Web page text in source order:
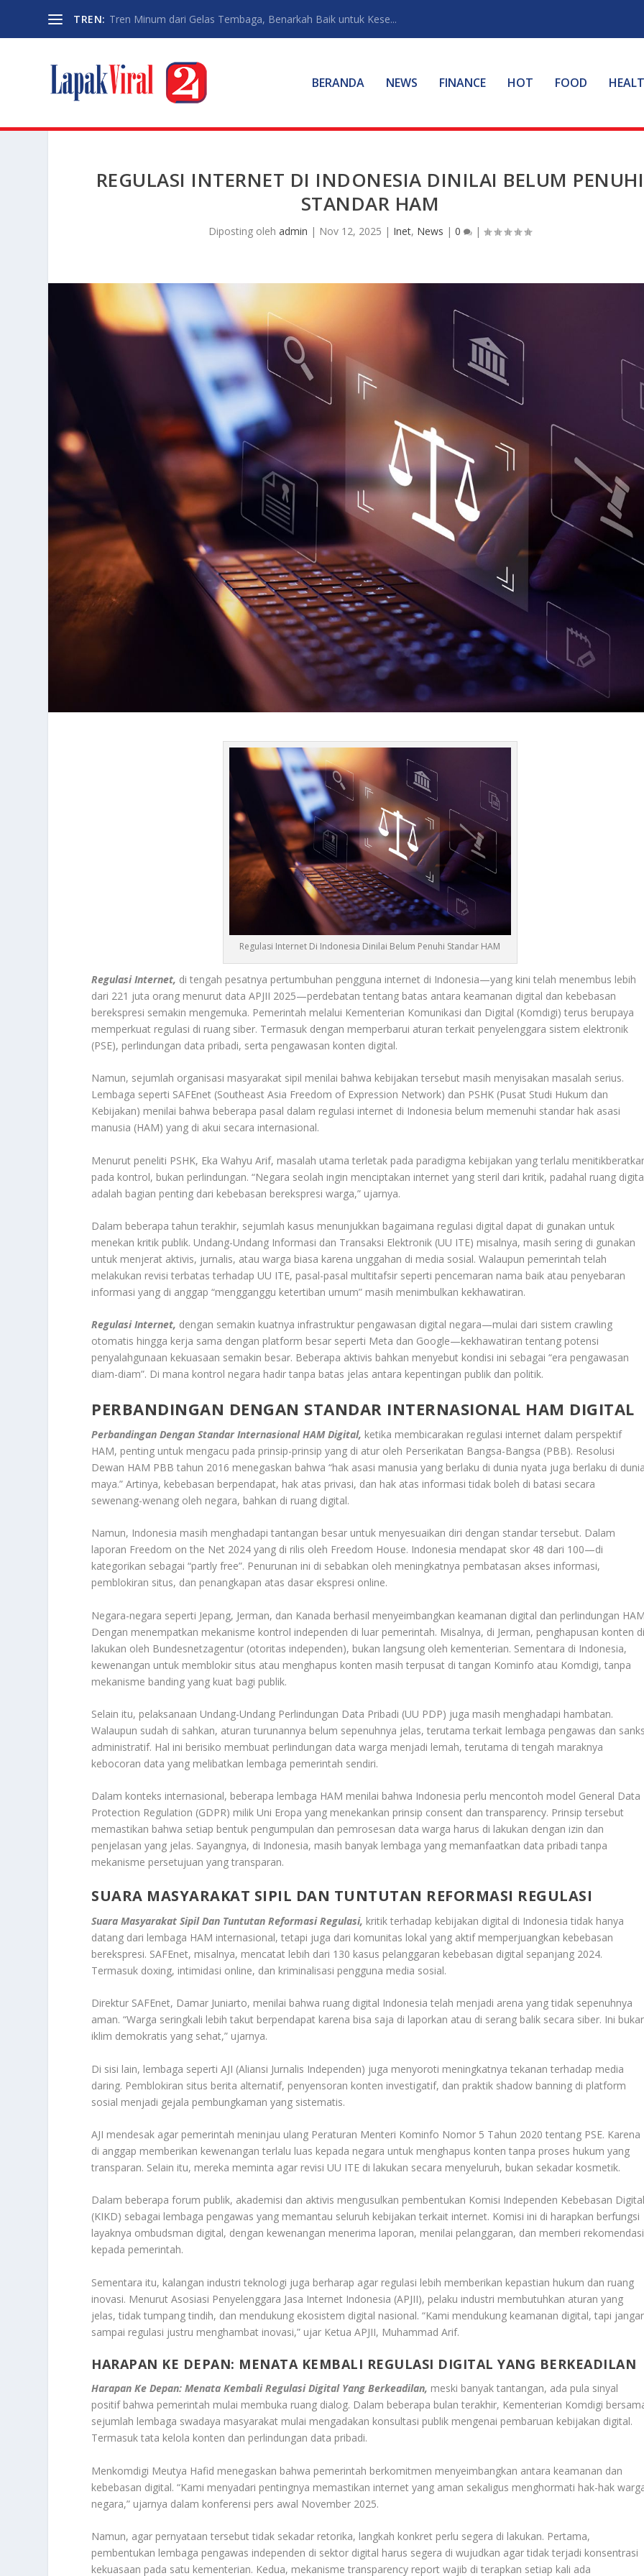
TREN: Tren Minum dari Gelas Tembaga, Benarkah Baik untuk Kese...
BERANDA NEWS FINANCE HOT FOOD
REGULASI INTERNET DI INDONESIA DINILAI BELUM PENUHI
STANDAR HAM
Diposting olehadmin | Nov 12, 2025 | Inet, News |0 |
Regulasi Internet Di Indonesia Dinilai Belum Penuhi Standar HAM
Regulasi Internet, di tengah pesatnya pertumbuhan pengguna internet di Indonesia—yang kini telah menembus lebih
dari 221 juta orang menurut data APJII 2025—perdebatan tentang batas antara keamanan digital dan kebebasan
berekspresi semakin mengemuka. Pemerintah melalui Kementerian Komunikasi dan Digital (Komdigi) terus berupaya
memperkuat regulasi di ruang siber. Termasuk dengan memperbarui aturan terkait penyelenggara sistem elektronik
(PSE), perlindungan data pribadi, serta pengawasan konten digital.
Namun, sejumlah organisasi masyarakat sipil menilai bahwa kebijakan tersebut masih menyisakan masalah serius.
Lembaga seperti SAFEnet (Southeast Asia Freedom of Expression Network) dan PSHK (Pusat Studi Hukum dan
Kebijakan) menilai bahwa beberapa pasal dalam regulasi internet di Indonesia belum memenuhi standar hak asasi
manusia (HAM) yang di akui secara internasional.
Menurut peneliti PSHK, Eka Wahyu Arif, masalah utama terletak pada paradigma kebijakan yang terlalu
pada kontrol, bukan perlindungan. “Negara seolah ingin menciptakan internet yang steril dari kritik, padahal ruang
adalah bagian penting dari kebebasan berekspresi warga,” ujarnya.
Dalam beberapa tahun terakhir, sejumlah kasus menunjukkan bagaimana regulasi digital dapat di gunakan untuk
menekan kritik publik. Undang-Undang Informasi dan Transaksi Elektronik (UU ITE) misalnya, masih sering di gunakan
untuk menjerat aktivis, jurnalis, atau warga biasa karena unggahan di media sosial. Walaupun pemerintah telah
melakukan revisi terbatas terhadap UU ITE, pasal-pasal multitafsir seperti pencemaran nama baik atau penyebaran
informasi yang di anggap “mengganggu ketertiban umum” masih menimbulkan kekhawatiran.
Regulasi Internet, dengan semakin kuatnya infrastruktur pengawasan digital negara—mulai dari sistem crawling
otomatis hingga kerja sama dengan platform besar seperti Meta dan Google—kekhawatiran tentang potensi
penyalahgunaan kekuasaan semakin besar. Beberapa aktivis bahkan menyebut kondisi ini sebagai “era pengawasan
diam-diam”. Di mana kontrol negara hadir tanpa batas jelas antara kepentingan publik dan politik.
PERBANDINGAN DENGAN STANDAR INTERNASIONAL HAM DIGITAL
Perbandingan Dengan Standar Internasional HAM Digital, ketika membicarakan regulasi internet dalam perspektif
HAM, penting untuk mengacu pada prinsip-prinsip yang di atur oleh Perserikatan Bangsa-Bangsa (PBB). Resolusi
Dewan HAM PBB tahun 2016 menegaskan bahwa “hak asasi manusia yang berlaku di dunia nyata juga berlaku di
maya.” Artinya, kebebasan berpendapat, hak atas privasi, dan hak atas informasi tidak boleh di batasi secara
sewenang-wenang oleh negara, bahkan di ruang digital.
Namun, Indonesia masih menghadapi tantangan besar untuk menyesuaikan diri dengan standar tersebut. Dalam
laporan Freedom on the Net 2024 yang di rilis oleh Freedom House. Indonesia mendapat skor 48 dari 100—di
kategorikan sebagai “partly free”. Penurunan ini di sebabkan oleh meningkatnya pembatasan akses informasi,
pemblokiran situs, dan penangkapan atas dasar ekspresi online.
Negara-negara seperti Jepang, Jerman, dan Kanada berhasil menyeimbangkan keamanan digital dan perlindungan
Dengan menempatkan mekanisme kontrol independen di luar pemerintah. Misalnya, di Jerman, penghapusan konten
lakukan oleh Bundesnetzagentur (otoritas independen), bukan langsung oleh kementerian. Sementara di Indonesia,
kewenangan untuk memblokir situs atau menghapus konten masih terpusat di tangan Kominfo atau Komdigi, tanpa
mekanisme banding yang kuat bagi publik.
Selain itu, pelaksanaan Undang-Undang Perlindungan Data Pribadi (UU PDP) juga masih menghadapi hambatan.
Walaupun sudah di sahkan, aturan turunannya belum sepenuhnya jelas, terutama terkait lembaga pengawas dan
administratif. Hal ini berisiko membuat perlindungan data warga menjadi lemah, terutama di tengah maraknya
kebocoran data yang melibatkan lembaga pemerintah sendiri.
Dalam konteks internasional, beberapa lembaga HAM menilai bahwa Indonesia perlu mencontoh model General Data
Protection Regulation (GDPR) milik Uni Eropa yang menekankan prinsip consent dan transparency. Prinsip tersebut
memastikan bahwa setiap bentuk pengumpulan dan pemrosesan data warga harus di lakukan dengan izin dan
penjelasan yang jelas. Sayangnya, di Indonesia, masih banyak lembaga yang memanfaatkan data pribadi tanpa
mekanisme persetujuan yang transparan.
SUARA MASYARAKAT SIPIL DAN TUNTUTAN REFORMASI REGULASI
Suara Masyarakat Sipil Dan Tuntutan Reformasi Regulasi, kritik terhadap kebijakan digital di Indonesia tidak hanya
datang dari lembaga HAM internasional, tetapi juga dari komunitas lokal yang aktif memperjuangkan kebebasan
berekspresi. SAFEnet, misalnya, mencatat lebih dari 130 kasus pelanggaran kebebasan digital sepanjang 2024.
Termasuk doxing, intimidasi online, dan kriminalisasi pengguna media sosial.
Direktur SAFEnet, Damar Juniarto, menilai bahwa ruang digital Indonesia telah menjadi arena yang tidak sepenuhnya
aman. “Warga seringkali lebih takut berpendapat karena bisa saja di laporkan atau di serang balik secara siber. Ini
iklim demokratis yang sehat,” ujarnya.
Di sisi lain, lembaga seperti AJI (Aliansi Jurnalis Independen) juga menyoroti meningkatnya tekanan terhadap media
daring. Pemblokiran situs berita alternatif, penyensoran konten investigatif, dan praktik shadow banning di platform
sosial menjadi gejala pembungkaman yang sistematis.
AJI mendesak agar pemerintah meninjau ulang Peraturan Menteri Kominfo Nomor 5 Tahun 2020 tentang PSE. Karena
di anggap memberikan kewenangan terlalu luas kepada negara untuk menghapus konten tanpa proses hukum yang
transparan. Selain itu, mereka meminta agar revisi UU ITE di lakukan secara menyeluruh, bukan sekadar kosmetik.
Dalam beberapa forum publik, akademisi dan aktivis mengusulkan pembentukan Komisi Independen Kebebasan
(KIKD) sebagai lembaga pengawas yang memantau seluruh kebijakan terkait internet. Komisi ini di harapkan berfungsi
layaknya ombudsman digital, dengan kewenangan menerima laporan, menilai pelanggaran, dan memberi rekomendasi
kepada pemerintah.
Sementara itu, kalangan industri teknologi juga berharap agar regulasi lebih memberikan kepastian hukum dan ruang
inovasi. Menurut Asosiasi Penyelenggara Jasa Internet Indonesia (APJII), pelaku industri membutuhkan aturan yang
jelas, tidak tumpang tindih, dan mendukung ekosistem digital nasional. “Kami mendukung keamanan digital, tapi
sampai regulasi justru menghambat inovasi,” ujar Ketua APJII, Muhammad Arif.
HARAPAN KE DEPAN: MENATA KEMBALI REGULASI DIGITAL YANG BERKEADILAN
Harapan Ke Depan: Menata Kembali Regulasi Digital Yang Berkeadilan, meski banyak tantangan, ada pula sinyal
positif bahwa pemerintah mulai membuka ruang dialog. Dalam beberapa bulan terakhir, Kementerian Komdigi
sejumlah lembaga swadaya masyarakat mulai mengadakan konsultasi publik mengenai pembaruan kebijakan digital.
Termasuk tata kelola konten dan perlindungan data pribadi.
Menkomdigi Meutya Hafid menegaskan bahwa pemerintah berkomitmen menyeimbangkan antara keamanan dan
kebebasan digital. “Kami menyadari pentingnya memastikan internet yang aman sekaligus menghormati hak-hak
negara,” ujarnya dalam konferensi pers awal November 2025.
Namun, agar pernyataan tersebut tidak sekadar retorika, langkah konkret perlu segera di lakukan. Pertama,
pembentukan lembaga pengawas independen di sektor digital harus segera di wujudkan agar tidak terjadi konsentrasi
kekuasaan pada satu kementerian. Kedua, mekanisme transparency report wajib di terapkan setiap kali ada